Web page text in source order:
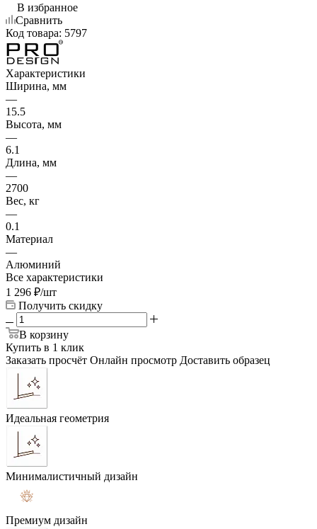
В избранное
Сравнить
Код товара: 5797
Характеристики
Ширина, мм
—
15.5
Высота, мм
—
6.1
Длина, мм
—
2700
Вес, кг
—
0.1
Материал
—
Алюминий
Все характеристики
1 296 ₽/шт
Получить скидку
В корзину
Купить в 1 клик
Заказать просчёт Онлайн просмотр Доставить образец
Идеальная геометрия
Минималистичный дизайн
Премиум дизайн